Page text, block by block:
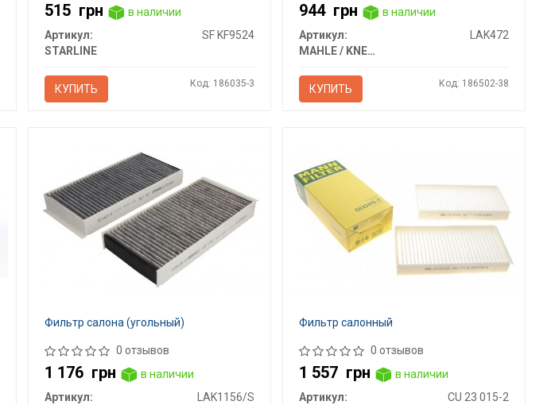
515 грн
в наличии
Артикул:
SF KF9524
STARLINE
КУПИТЬ Код: 186035-3
944 грн
в наличии
Артикул:
LAK472
MAHLE / KNECHT
КУПИТЬ Код: 186502-38
Фильтр салона (угольный)
0 отзывов
1 176 грн
в наличии
Артикул:
LAK1156/S
Фильтр салонный
0 отзывов
1 557 грн
в наличии
Артикул:
CU 23 015-2